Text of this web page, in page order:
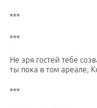
***
***
Не зря гостей тебе
ты пока в том ареале,
***